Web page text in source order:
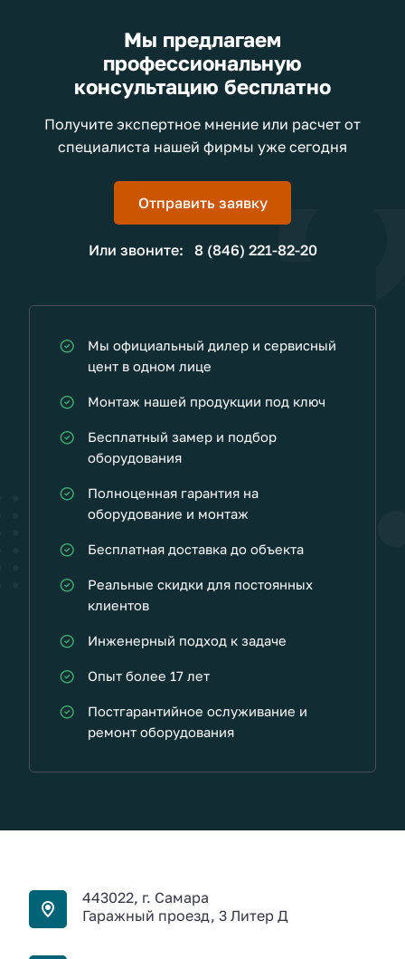
Мы предлагаем
профессиональную
консультацию бесплатно
Получите экспертное мнение или расчет от
специалиста нашей фирмы уже сегодня
Отправить заявку
Или звоните: 8 (846) 221-82-20
Мы официальный дилер и сервисный
цент в одном лице
Монтаж нашей продукции под ключ
Бесплатный замер и подбор
оборудования
Полноценная гарантия на
оборудование и монтаж
Бесплатная доставка до объекта
Реальные скидки для постоянных
клиентов
Инженерный подход к задаче
Опыт более 17 лет
Постгарантийное ослуживание и
ремонт оборудования
443022, г. Самара
Гаражный проезд, 3 Литер Д